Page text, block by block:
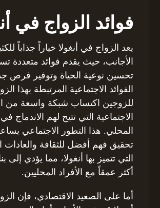
فوائد الزواج في
يعد الزواج في أنغولا خياراً جذاباً
الأجانب، حيث يقدم فوائد متعددة
تحسين نوعية الحياة وتوفير فرص
الفوائد الاجتماعية المرتبطة بهذا
للزوجين اكتساب شبكة واسعة من
الاجتماعية التي تتيح لهم الاندماج
المحلي. هذا التطور الاجتماعي
تحقيق فهم أفضل للثقافة والعادات
التي تتميز بها أنغولا، مما يؤدي إلى
أكثر عمقاً مع الأفراد المحليين.
أما على الصعيد الاقتصادي، فإن